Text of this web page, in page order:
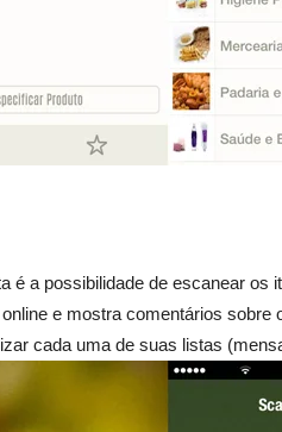
é a possibilidade de escanear os
e mostra comentários sobre
cada uma de suas listas